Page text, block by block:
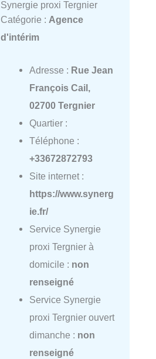
Synergie proxi Tergnier
Catégorie : Agence
d'intérim
Adresse : Rue Jean
François Cail,
02700 Tergnier
Quartier :
Téléphone :
+33672872793
Site internet :
https://www.synerg
ie.fr/
Service Synergie
proxi Tergnier à
domicile : non
renseigné
Service Synergie
proxi Tergnier ouvert
dimanche : non
renseigné